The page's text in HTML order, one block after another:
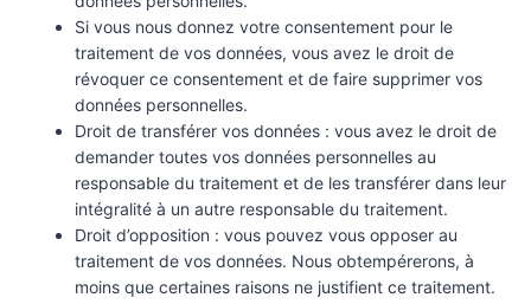
Si vous nous donnez votre consentement pour le
traitement de vos données, vous avez le droit de
révoquer ce consentement et de faire supprimer vos
données personnelles.
Droit de transférer vos données : vous avez le droit de
demander toutes vos données personnelles au
responsable du traitement et de les transférer dans leur
intégralité à un autre responsable du traitement.
Droit d’opposition : vous pouvez vous opposer au
traitement de vos données. Nous obtempérerons, à
moins que certaines raisons ne justifient ce traitement.